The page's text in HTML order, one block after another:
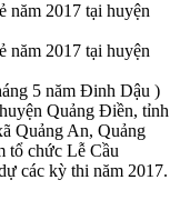
năm 2017 tại huyện
năm 2017 tại huyện
5 năm Đinh Dậu )
Quảng Điền, tỉnh
Quảng An, Quảng
tổ chức Lễ Cầu
các kỳ thi năm 2017.